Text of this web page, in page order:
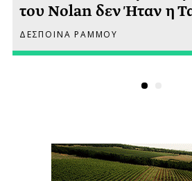
του Nolan δεν Ήταν η
ΔΕΣΠΟΙΝΑ ΡΑΜΜΟΥ